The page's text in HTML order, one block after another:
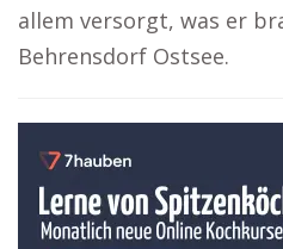
allem versorgt, was er
Behrensdorf Ostsee.